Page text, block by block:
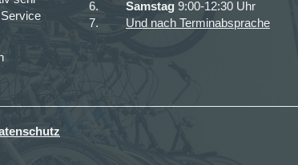
Samstag 9:00-12:30 Uhr
Und nach Terminabsprache